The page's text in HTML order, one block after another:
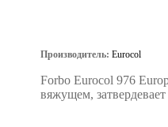
Производитель: Eurocol
Forbo Eurocol 976
вяжущем,